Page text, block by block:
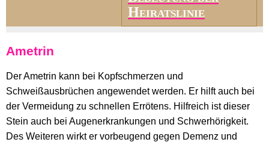
Heiratslinie
Ametrin
Der Ametrin kann bei Kopfschmerzen und
Schweißausbrüchen angewendet werden. Er hilft auch bei
der Vermeidung zu schnellen Errötens. Hilfreich ist dieser
Stein auch bei Augenerkrankungen und Schwerhörigkeit.
Des Weiteren wirkt er vorbeugend gegen Demenz und